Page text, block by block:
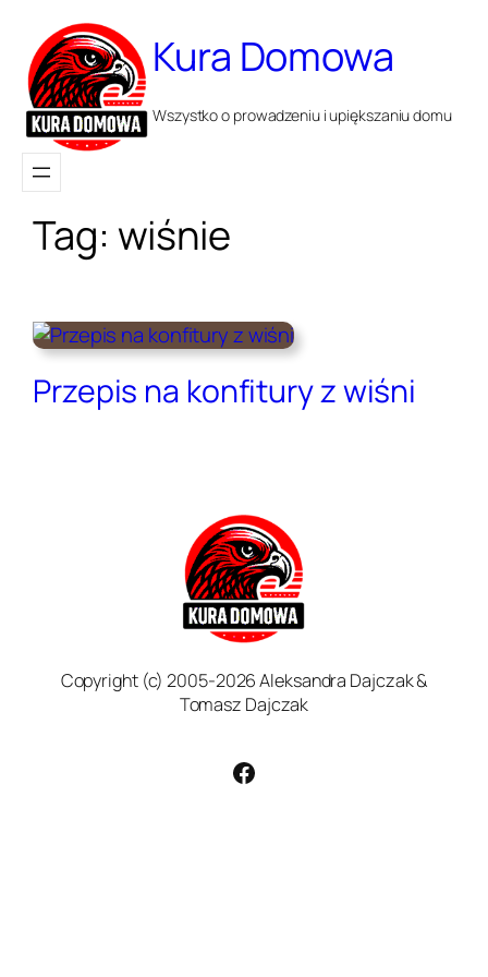
treści
Kura Domowa
Wszystko o prowadzeniu i upiększaniu domu
Tag: wiśnie
Przepis na konfitury z wiśni
Copyright (c) 2005-2026 Aleksandra Dajczak &
Tomasz Dajczak
Facebook